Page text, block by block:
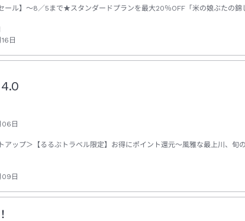
ール】～8／5まで★スタンダードプランを最大20％OFF「米の娘ぶたの錦
日
4.0
06日
アップ＞【るるぶトラベル限定】お得にポイント還元～風雅な最上川、旬
09日